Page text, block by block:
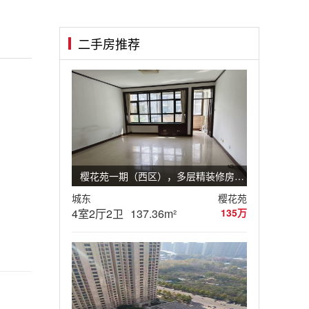
二手房推荐
樱花苑一期（西区），多层精装修房源4室2厅2卫
城东
樱花苑
4室2厅2卫 137.36m² 135万